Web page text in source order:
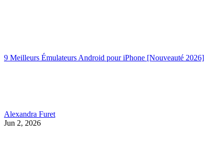
9 Meilleurs Émulateurs Android pour iPhone [Nouveauté 2026]
Alexandra Furet
Jun 2, 2026